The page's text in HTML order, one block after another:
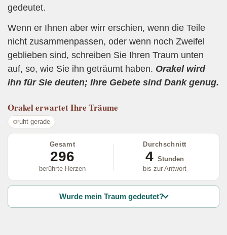
gedeutet.
Wenn er Ihnen aber wirr erschien, wenn die Teile
nicht zusammenpassen, oder wenn noch Zweifel
geblieben sind, schreiben Sie Ihren Traum unten
auf, so, wie Sie ihn geträumt haben. Orakel wird
ihn für Sie deuten; Ihre Gebete sind Dank genug.
Orakelerwartet Ihre Träume
ruht gerade
Gesamt
296
berührte Herzen
Durchschnitt
4 Stunden
bis zur Antwort
Wurde mein Traum gedeutet?